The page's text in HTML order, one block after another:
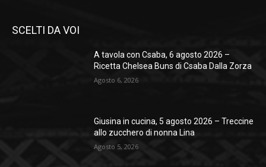
SCELTI DA VOI
A tavola con Csaba, 6 agosto 2026 –
Ricetta Chelsea Buns di Csaba Dalla Zorza
Agosto 6, 2026
Giusina in cucina, 5 agosto 2026 – Treccine
allo zucchero di nonna Lina
Agosto 5, 2026